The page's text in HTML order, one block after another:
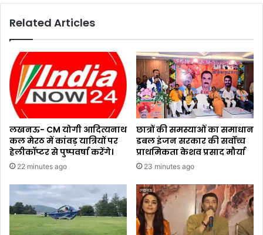
Related Articles
लखनऊ- CM योगी आदित्यनाथ
कल मेरठ में कांवड़ यात्रियों पर
हेलीकॉप्टर से पुष्पवर्षा करेंगे।
22 minutes ago
छात्रों की समस्याओं का समाधान
डबल इंजन सरकार की सर्वोच्च
प्राथमिकता केशव प्रसाद मौर्या
23 minutes ago